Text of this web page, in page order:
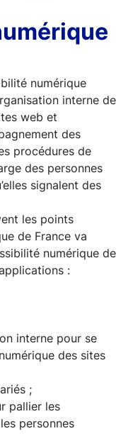
numérique
interne de
web et
des
procédures de
des personnes
signalent des
les points
de France va
numérique de
:
interne pour se
des sites
;
pallier les
personnes